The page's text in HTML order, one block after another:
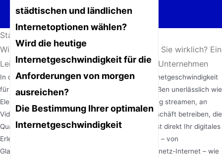
Startseite Nachrichten
Wie viel Internetgeschwindigkeit brauchen Sie wirklich? Ein
Leitfaden zur Bandbreite für Zuhause und Unternehmen
städtischen und ländlichen
Internetoptionen wählen?
Wird die heutige
Internetgeschwindigkeit für die
Anforderungen von morgen
ausreichen?
Die Bestimmung Ihrer optimalen
Internetgeschwindigkeit
In der heutigen hypervernetzten Welt ist die Internetgeschwindigkeit
für Privathaushalte und Unternehmen gleichermaßen unerlässlich wie
Elektrizität geworden. Ob Sie Ihre Lieblingssendung streamen, an
Videokonferenzen teilnehmen oder ein Online-Geschäft betreiben, die
Qualität Ihrer Breitbandgeschwindigkeit beeinflusst direkt Ihr digitales
Erlebnis. Doch bei so vielen verfügbaren Optionen – von
Glasfaserverbindungen bis hin zu drahtlosem Festnetz-Internet – wie